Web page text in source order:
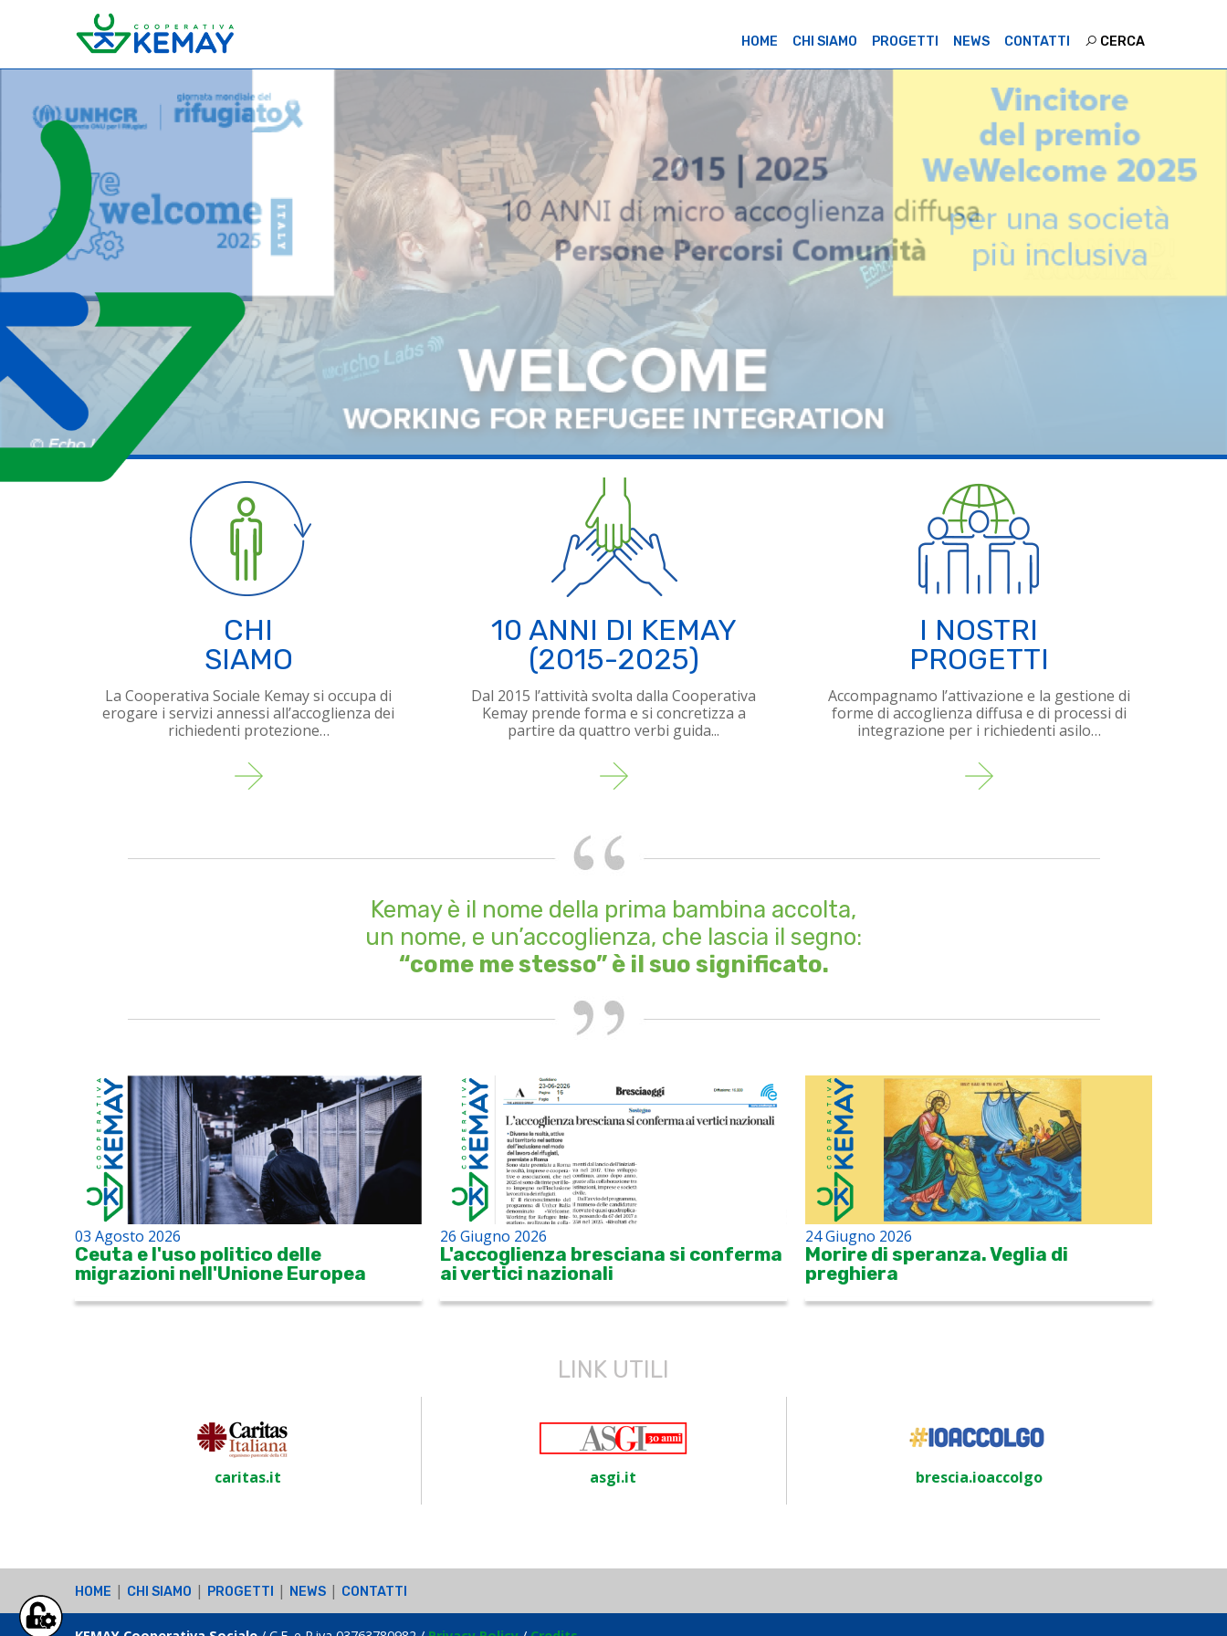
HOME CHI SIAMO PROGETTI NEWS CONTATTI CERCA
CHI
SIAMO
La Cooperativa Sociale Kemay si occupa di
erogare i servizi annessi all’accoglienza dei
richiedenti protezione…
10 ANNI DI KEMAY
(2015-2025)
Dal 2015 l’attività svolta dalla Cooperativa
Kemay prende forma e si concretizza a
partire da quattro verbi guida...
I NOSTRI
PROGETTI
Accompagnamo l’attivazione e la gestione di
forme di accoglienza diffusa e di processi di
integrazione per i richiedenti asilo…
Kemay è il nome della prima bambina accolta,
un nome, e un’accoglienza, che lascia il segno:
“come me stesso” è il suo significato.
03 Agosto 2026
Ceuta e l'uso politico delle
migrazioni nell'Unione Europea
26 Giugno 2026
L'accoglienza bresciana si conferma
ai vertici nazionali
24 Giugno 2026
Morire di speranza. Veglia di
preghiera
LINK UTILI
caritas.it asgi.it brescia.ioaccolgo
HOME | CHI SIAMO | PROGETTI | NEWS | CONTATTI